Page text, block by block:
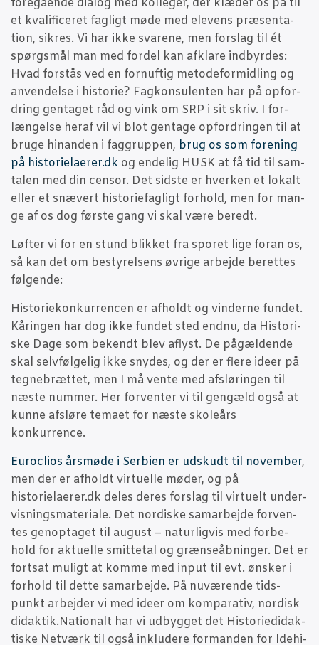
fore­gå­en­de dia­log med kol­le­ger, der klæ­der os på til
et kva­li­fi­ce­ret fag­ligt møde med ele­vens præ­sen­ta­
tion, sik­res. Vi har ikke sva­re­ne, men for­slag til ét
spørgs­mål man med for­del kan afkla­re ind­byr­des:
Hvad for­stås ved en for­nuf­tig meto­de­for­mid­ling og
anven­del­se i histo­rie? Fag­kon­su­len­ten har på opfor­
dring gen­ta­get råd og vink om SRP i sit skriv. I for­
læn­gel­se her­af vil vi blot gen­ta­ge opfor­drin­gen til at
bru­ge hin­an­den i fag­grup­pen, brug os som for­e­ning
på historielaerer.dk og ende­lig HUSK at få tid til sam­
ta­len med din cen­sor. Det sid­ste er hver­ken et lokalt
eller et snæ­vert histo­ri­e­fag­ligt for­hold, men for man­
ge af os dog før­ste gang vi skal være beredt.
Løf­ter vi for en stund blik­ket fra spo­ret lige for­an os,
så kan det om besty­rel­sens øvri­ge arbej­de beret­tes
følgende:
Histo­rie­kon­kur­ren­cen er afholdt og vin­der­ne fun­det.
Kårin­gen har dog ikke fun­det sted end­nu, da Histo­ri­
ske Dage som bekendt blev aflyst. De pågæl­den­de
skal selv­føl­ge­lig ikke sny­des, og der er fle­re ide­er på
teg­ne­bræt­tet, men I må ven­te med afslø­rin­gen til
næste num­mer. Her for­ven­ter vi til gen­gæld også at
kun­ne afslø­re tema­et for næste sko­le­års
konkurrence.
Euro­cli­os års­mø­de i Ser­bi­en er udskudt til novem­ber,
men der er afholdt vir­tu­el­le møder, og på
historielaerer.dk deles deres for­slag til vir­tu­elt under­
vis­nings­ma­te­ri­a­le. Det nor­di­ske sam­ar­bej­de for­ven­
tes gen­op­ta­get til august – natur­lig­vis med for­be­
hold for aktu­el­le smit­te­tal og græn­se­åb­nin­ger. Det er
fort­sat muligt at kom­me med input til evt. ønsker i
for­hold til det­te sam­ar­bej­de. På nuvæ­ren­de tids­
punkt arbej­der vi med ide­er om kom­pa­ra­tiv, nor­disk
didaktik.Nationalt har vi udbyg­get det Histo­ri­e­di­dak­
ti­ske Net­værk til også inklu­de­re for­man­den for Ide­hi­